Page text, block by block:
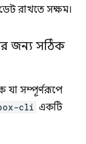
রাখতে সক্ষম।
জন্য সঠিক
যা সম্পূর্ণরূপে
cli একটি